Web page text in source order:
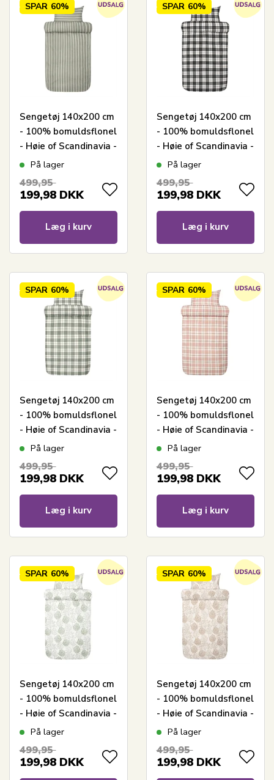
SPAR 60%
Sengetøj 140x200 cm
- 100% bomuldsflonel
- Høie of Scandinavia -
Henning Dæmpet
På lager
499,95
199,98 DKK
Læg i kurv
SPAR 60%
Sengetøj 140x200 cm
- 100% bomuldsflonel
- Høie of Scandinavia -
Lukas Dæmpet Sort
På lager
499,95
199,98 DKK
Læg i kurv
SPAR 60%
Sengetøj 140x200 cm
- 100% bomuldsflonel
- Høie of Scandinavia -
Lukas Grøn
På lager
499,95
199,98 DKK
Læg i kurv
SPAR 60%
Sengetøj 140x200 cm
- 100% bomuldsflonel
- Høie of Scandinavia -
Lukas Varm Rosa
På lager
499,95
199,98 DKK
Læg i kurv
SPAR 60%
Sengetøj 140x200 cm
- 100% bomuldsflonel
- Høie of Scandinavia -
Thea Muted Green
På lager
499,95
199,98 DKK
SPAR 60%
Sengetøj 140x200 cm
- 100% bomuldsflonel
- Høie of Scandinavia -
Thea Valnød
På lager
499,95
199,98 DKK